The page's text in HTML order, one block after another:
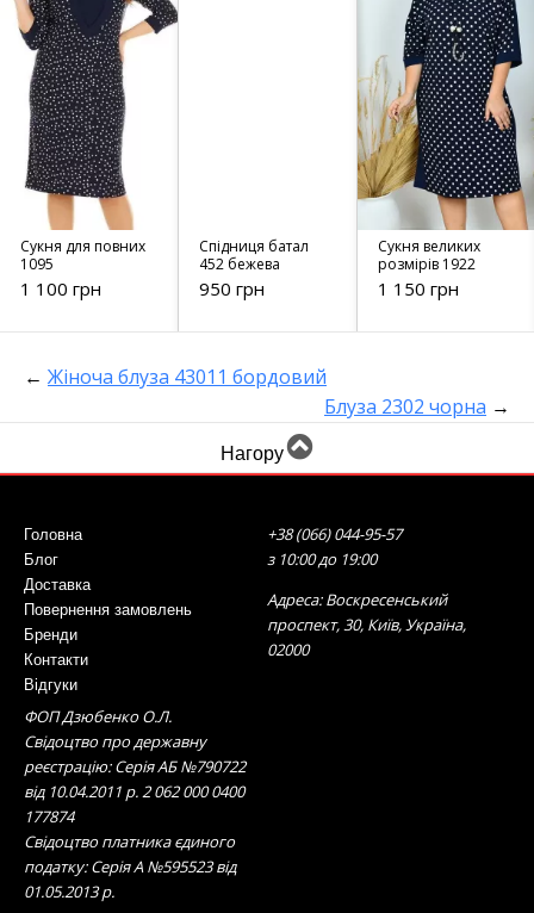
Сукня для повних
1095
1 100 грн
Спідниця батал
452 бежева
950 грн
Сукня великих
розмірів 1922
1 150 грн
← Жіноча блуза 43011 бордовий
Блуза 2302 чорна →
Нагору
Головна
Блог
Доставка
Повернення замовлень
Бренди
Контакти
Відгуки
+38 (066) 044-95-57
з 10:00 до 19:00
Адреса: Воскресенський
проспект, 30, Київ, Україна,
02000
ФОП Дзюбенко О.Л.
Свідоцтво про державну
реєстрацію: Серія АБ №790722
від 10.04.2011 р. 2 062 000 0400
177874
Свідоцтво платника єдиного
податку: Серія А №595523 від
01.05.2013 р.